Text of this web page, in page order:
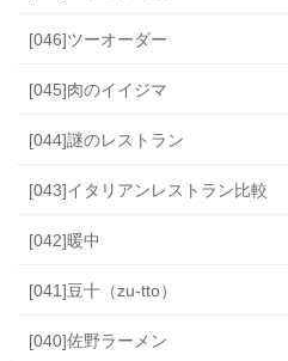
[046]ツーオーダー
[045]肉のイイジマ
[044]謎のレストラン
[043]イタリアンレストラン比較
[042]暖中
[041]豆十（zu-tto）
[040]佐野ラーメン